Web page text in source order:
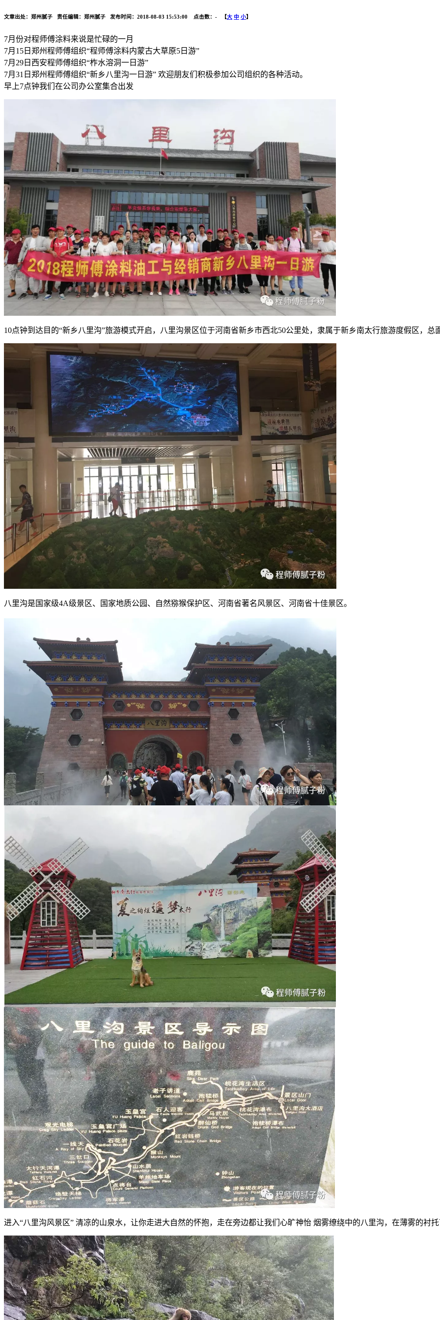
文章出处：郑州腻子 责任编辑：郑州腻子 发布时间：2018-08-03 15:53:00 点击数： - 【大 中 小】
7月份对程师傅涂料来说是忙碌的一月
7月15日郑州程师傅组织“程师傅涂料内蒙古大草原5日游”
7月29日西安程师傅组织“柞水溶洞一日游”
7月31日郑州程师傅组织“新乡八里沟一日游” 欢迎朋友们积极参加公司组织的各种活动。
早上7点钟我们在公司办公室集合出发
10点钟到达目的“新乡八里沟”旅游模式开启，八里沟景区位于河南省新乡市西北50公里处，隶属于新乡南太行旅游度假区，总
八里沟是国家级4A级景区、国家地质公园、自然猕猴保护区、河南省著名风景区、河南省十佳景区。
进入“八里沟风景区” 清凉的山泉水，让你走进大自然的怀抱，走在旁边都让我们心旷神怡 烟雾缭绕中的八里沟，在薄雾的衬托